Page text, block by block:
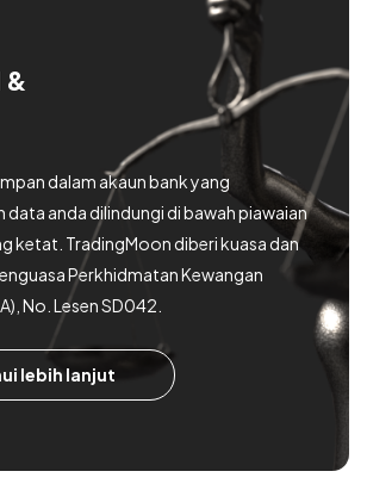
&
dalam akaun bank yang
data anda dilindungi di bawah piawaian
ketat. TradingMoon diberi kuasa dan
Perkhidmatan Kewangan
No. Lesen SD042.
lebih lanjut